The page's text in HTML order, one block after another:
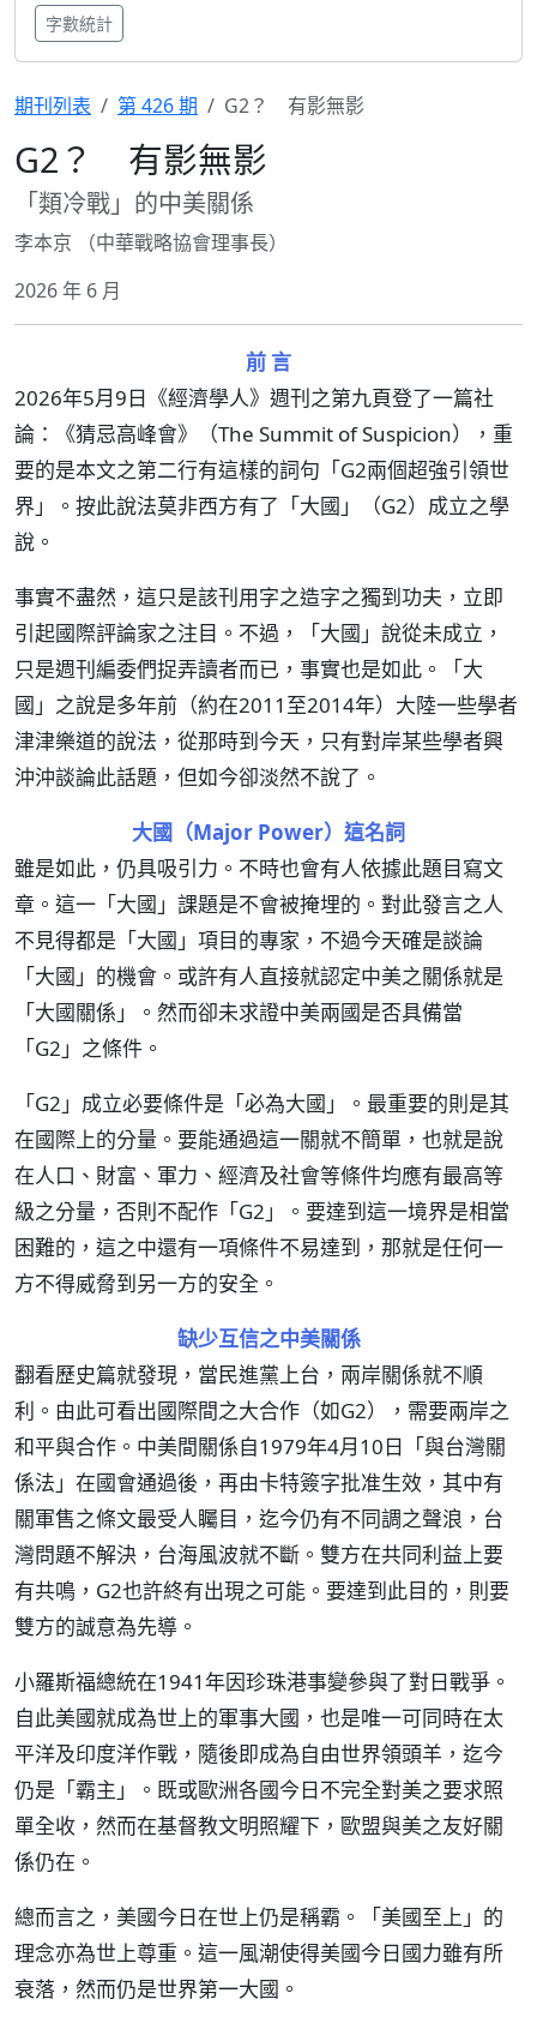
字數統計
期刊列表 第 426 期 G2？ 有影無影
G2？ 有影無影
「類冷戰」的中美關係
李本京 （中華戰略協會理事長）
2026 年 6 月
前 言
2026年5月9日《經濟學人》週刊之第九頁登了一篇社
論：《猜忌高峰會》（The Summit of Suspicion），重
要的是本文之第二行有這樣的詞句「G2兩個超強引領世
界」。按此說法莫非西方有了「大國」（G2）成立之學
說。
事實不盡然，這只是該刊用字之造字之獨到功夫，立即
引起國際評論家之注目。不過，「大國」說從未成立，
只是週刊編委們捉弄讀者而已，事實也是如此。「大
國」之說是多年前（約在2011至2014年）大陸一些學者
津津樂道的說法，從那時到今天，只有對岸某些學者興
沖沖談論此話題，但如今卻淡然不說了。
大國（Major Power）這名詞
雖是如此，仍具吸引力。不時也會有人依據此題目寫文
章。這一「大國」課題是不會被掩埋的。對此發言之人
不見得都是「大國」項目的專家，不過今天確是談論
「大國」的機會。或許有人直接就認定中美之關係就是
「大國關係」。然而卻未求證中美兩國是否具備當
「G2」之條件。
「G2」成立必要條件是「必為大國」。最重要的則是其
在國際上的分量。要能通過這一關就不簡單，也就是說
在人口、財富、軍力、經濟及社會等條件均應有最高等
級之分量，否則不配作「G2」。要達到這一境界是相當
困難的，這之中還有一項條件不易達到，那就是任何一
方不得威脅到另一方的安全。
缺少互信之中美關係
翻看歷史篇就發現，當民進黨上台，兩岸關係就不順
利。由此可看出國際間之大合作（如G2），需要兩岸之
和平與合作。中美間關係自1979年4月10日「與台灣關
係法」在國會通過後，再由卡特簽字批准生效，其中有
關軍售之條文最受人矚目，迄今仍有不同調之聲浪，台
灣問題不解決，台海風波就不斷。雙方在共同利益上要
有共鳴，G2也許終有出現之可能。要達到此目的，則要
雙方的誠意為先導。
小羅斯福總統在1941年因珍珠港事變參與了對日戰爭。
自此美國就成為世上的軍事大國，也是唯一可同時在太
平洋及印度洋作戰，隨後即成為自由世界領頭羊，迄今
仍是「霸主」。既或歐洲各國今日不完全對美之要求照
單全收，然而在基督教文明照耀下，歐盟與美之友好關
係仍在。
總而言之，美國今日在世上仍是稱霸。「美國至上」的
理念亦為世上尊重。這一風潮使得美國今日國力雖有所
衰落，然而仍是世界第一大國。